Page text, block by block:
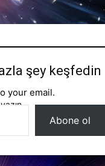
şey keşfedin
your email.
Abone ol